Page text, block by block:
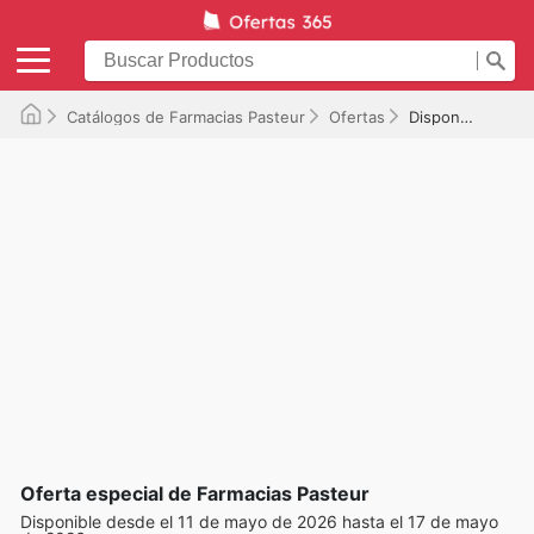
Catálogos de Farmacias Pasteur Ofertas Disponible hasta el 17/05/2026
Oferta especial de Farmacias Pasteur
Disponible desde el 11 de mayo de 2026 hasta el 17 de mayo